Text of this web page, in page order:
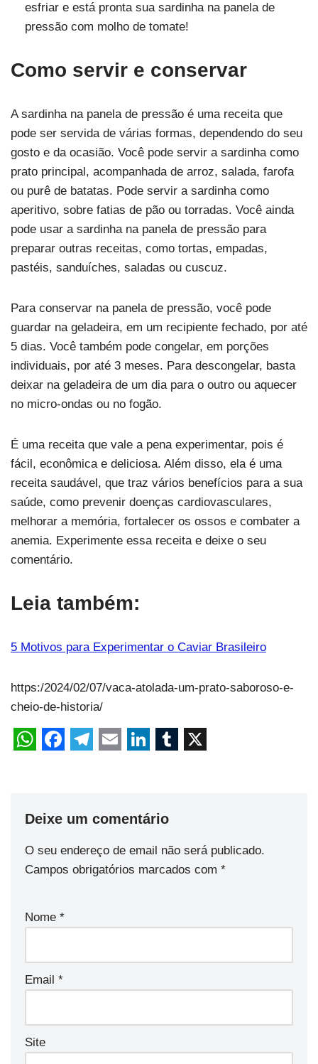
esfriar e está pronta sua sardinha na panela de
pressão com molho de tomate!
Como servir e conservar
A sardinha na panela de pressão é uma receita que
pode ser servida de várias formas, dependendo do seu
gosto e da ocasião. Você pode servir a sardinha como
prato principal, acompanhada de arroz, salada, farofa
ou purê de batatas. Pode servir a sardinha como
aperitivo, sobre fatias de pão ou torradas. Você ainda
pode usar a sardinha na panela de pressão para
preparar outras receitas, como tortas, empadas,
pastéis, sanduíches, saladas ou cuscuz.
Para conservar na panela de pressão, você pode
guardar na geladeira, em um recipiente fechado, por até
5 dias. Você também pode congelar, em porções
individuais, por até 3 meses. Para descongelar, basta
deixar na geladeira de um dia para o outro ou aquecer
no micro-ondas ou no fogão.
É uma receita que vale a pena experimentar, pois é
fácil, econômica e deliciosa. Além disso, ela é uma
receita saudável, que traz vários benefícios para a sua
saúde, como prevenir doenças cardiovasculares,
melhorar a memória, fortalecer os ossos e combater a
anemia. Experimente essa receita e deixe o seu
comentário.
Leia também:
5 Motivos para Experimentar o Caviar Brasileiro
https:/2024/02/07/vaca-atolada-um-prato-saboroso-e-
cheio-de-historia/
Deixe um comentário
O seu endereço de email não será publicado.
Campos obrigatórios marcados com *
Nome *
Email *
Site